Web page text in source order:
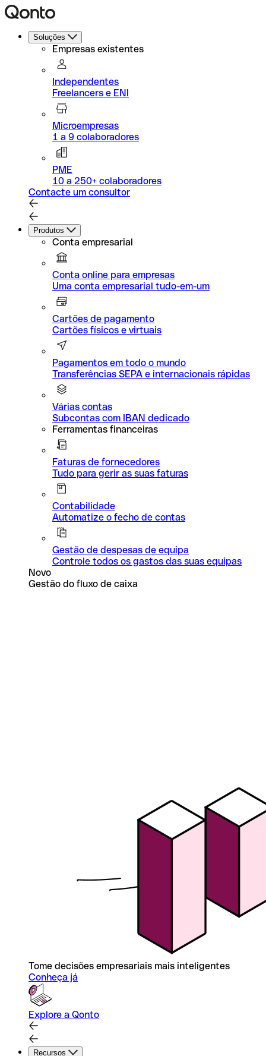
Soluções
Empresas existentes
Independentes
Freelancers e ENI
Microempresas
1 a 9 colaboradores
PME
10 a 250+ colaboradores
Contacte um consultor
Produtos
Conta empresarial
Conta online para empresas
Uma conta empresarial tudo-em-um
Cartões de pagamento
Cartões físicos e virtuais
Pagamentos em todo o mundo
Transferências SEPA e internacionais rápidas
Várias contas
Subcontas com IBAN dedicado
Ferramentas financeiras
Faturas de fornecedores
Tudo para gerir as suas faturas
Contabilidade
Automatize o fecho de contas
Gestão de despesas de equipa
Controle todos os gastos das suas equipas
Novo
Gestão do fluxo de caixa
Tome decisões empresariais mais inteligentes
Conheça já
Explore a Qonto
Recursos